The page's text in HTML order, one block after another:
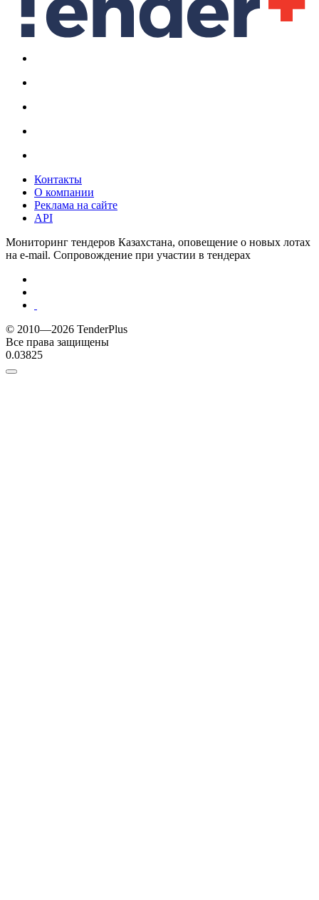
Контакты
О компании
Реклама на сайте
API
Мониторинг тендеров Казахстана, оповещение о новых лотах
на e-mail. Сопровождение при участии в тендерах
© 2010—2026 TenderPlus
Все права защищены
0.03825